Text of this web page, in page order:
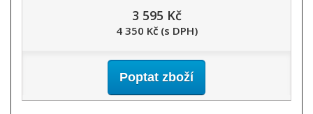
3 595 Kč
4 350 Kč (s DPH)
Poptat zboží